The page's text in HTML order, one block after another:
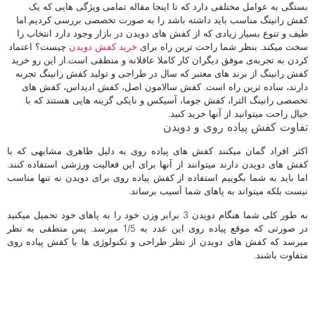
بستگی به عوامل مختلفی دارد که تا اینجا مقاله تمامی ویژگی هایی که یک
کفش رانینگ مناسب باید داشته باشد را به صورت تخصصی بررسی کردیم.اما
طیف و تنوع بسیار زیادی که از کفش های دویدن در بازار وجود دارد انتخاب را
سخت میکند. بنظر شما راحت ترین راه برای خرید کفش دویدن چیست؟ اعتماد
کردن به تجربه‌ی موفق دیگران کار کاملا عاقلانه و منطقی است.از این رو خرید
کفش رانینگ از برند های معتبر که سال در طراحی و تولید کفش رانینگ تجربه
دارند، ساده ترین راه است. کفش سالامون اصل، کفش ادیداس، کفش های
تخصصی رانینگ الترا، کفش جوما، آسیکس و نایکی گزینه هایی هستند که با
خیال راحت میتوانید از آنها خرید کنید.
تفاوت کفش پیاده روی و دویدن
اکثر افراد گمان میکنند کفش های پیاده روی به دلیل ظاهری مشابهی که با
کفش های دویدن دارند میتوانند از آنها برای این فعالیت ورزشی استفاده کنند.
اما باید به شما بگوییم استفاده از کفش پیاده روی برای دویدن نه تنها مناسب
نیست بلکه میتواند به پاهای شما آسیب برساند.
به طور کلی شما هنگام دویدن 3 برابر وزن خود را به پاهای خود تحمیل میکنید
در صورتی که موقع پیاده روی این عدد به 1/5 میرسد. پس منطقی به نظر
میرسد که کفش های دویدن از نظر طراحی و تکنولوژی ها با کفش پیاده روی
متفاوت باشند.